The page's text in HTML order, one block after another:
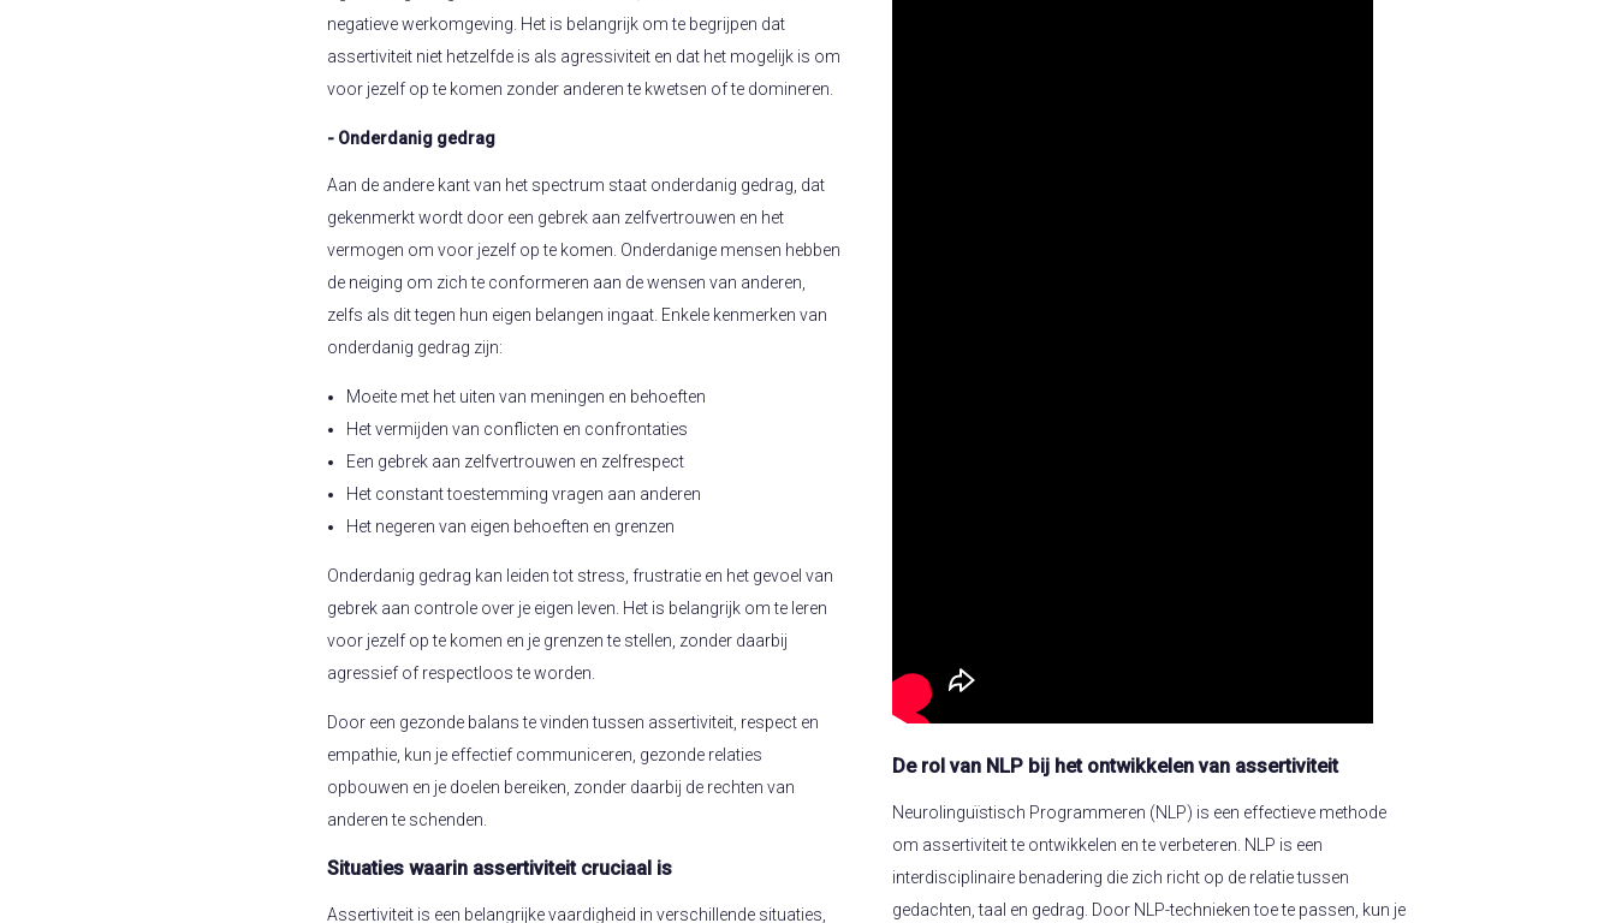
negatieve werkomgeving. Het is belangrijk om te begrijpen dat
assertiviteit niet hetzelfde is als agressiviteit en dat het mogelijk is om
voor jezelf op te komen zonder anderen te kwetsen of te domineren.
- Onderdanig gedrag
Aan de andere kant van het spectrum staat onderdanig gedrag, dat
gekenmerkt wordt door een gebrek aan zelfvertrouwen en het
vermogen om voor jezelf op te komen. Onderdanige mensen hebben
de neiging om zich te conformeren aan de wensen van anderen,
zelfs als dit tegen hun eigen belangen ingaat. Enkele kenmerken van
onderdanig gedrag zijn:
Moeite met het uiten van meningen en behoeften
Het vermijden van conflicten en confrontaties
Een gebrek aan zelfvertrouwen en zelfrespect
Het constant toestemming vragen aan anderen
Het negeren van eigen behoeften en grenzen
Onderdanig gedrag kan leiden tot stress, frustratie en het gevoel van
gebrek aan controle over je eigen leven. Het is belangrijk om te leren
voor jezelf op te komen en je grenzen te stellen, zonder daarbij
agressief of respectloos te worden.
Door een gezonde balans te vinden tussen assertiviteit, respect en
empathie, kun je effectief communiceren, gezonde relaties
opbouwen en je doelen bereiken, zonder daarbij de rechten van
anderen te schenden.
Situaties waarin assertiviteit cruciaal is
Assertiviteit is een belangrijke vaardigheid in verschillende situaties,
De rol van NLP bij het ontwikkelen van assertiviteit
Neurolinguïstisch Programmeren (NLP) is een effectieve methode
om assertiviteit te ontwikkelen en te verbeteren. NLP is een
interdisciplinaire benadering die zich richt op de relatie tussen
gedachten, taal en gedrag. Door NLP-technieken toe te passen, kun je